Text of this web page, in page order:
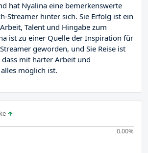
hat Nyalina eine bemerkenswerte
Streamer hinter sich. Sie Erfolg ist ein
Talent und Hingabe zum
ist zu einer Quelle der Inspiration für
geworden, und Sie Reise ist
dass mit harter Arbeit und
möglich ist.
0.00%